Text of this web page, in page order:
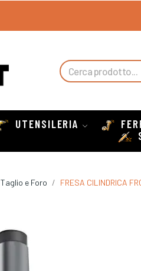
UTENSILERIA
Taglio e Foro FRESA CILINDRICA